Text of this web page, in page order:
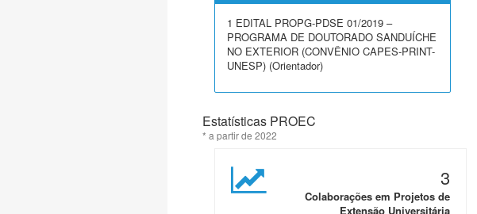
1 EDITAL PROPG-PDSE 01/2019 –
PROGRAMA DE DOUTORADO SANDUÍCHE
NO EXTERIOR (CONVÊNIO CAPES-PRINT-
UNESP) (Orientador)
Estatísticas PROEC
* a partir de 2022
3
Colaborações em Projetos de
Extensão Universitária